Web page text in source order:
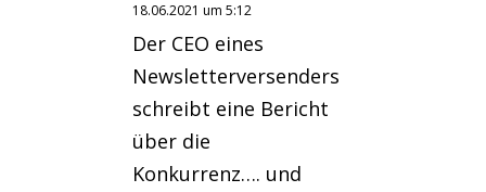
18.06.2021 um 5:12
Der CEO eines
Newsletterversenders
schreibt eine Bericht
über die
Konkurrenz…. und